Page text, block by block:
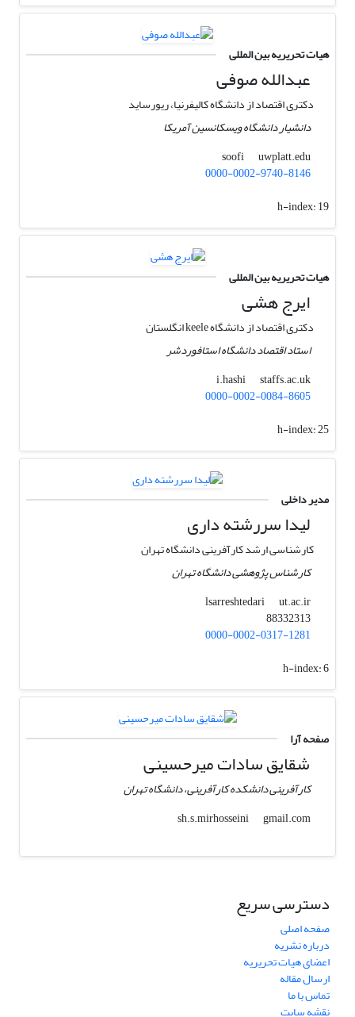
هیات تحریریه بین المللی
عبدالله صوفی
دکتری اقتصاد از دانشگاه کالیفرنیا، ریورساید
دانشیار دانشگاه ویسکانسین آمریکا
soofi
uwplatt.edu
0000-0002-9740-8146
h-index:19
هیات تحریریه بین المللی
ایرج هشی
دکتری اقتصاد از دانشگاه keele انگلستان
استاد اقتصاد دانشگاه استافوردشر
i.hashi
staffs.ac.uk
0000-0002-0084-8605
h-index:25
مدیر داخلی
لیدا سررشته داری
کارشناسی ارشد کارآفرینی دانشگاه تهران
کارشناس پژوهشی دانشگاه تهران
lsarreshtedari
ut.ac.ir
88332313
0000-0002-0317-1281
h-index:6
صفحه آرا
شقایق سادات میرحسینی
کارآفرینی دانشکده کارآفرینی، دانشگاه تهران
sh.s.mirhosseini
gmail.com
دسترسی سریع
صفحه اصلی
درباره نشریه
اعضای هیات تحریریه
ارسال مقاله
تماس با ما
نقشه سایت